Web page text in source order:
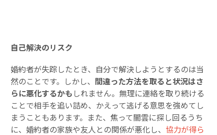
自己解決のリスク
婚約者が失踪したとき、自分で解決しようとするのは当
然のことです。しかし、 間違った方法を取ると状況はさ
らに悪化するかも しれません。無理に連絡を取り続ける
ことで相手を追い詰め、かえって逃げる意思を強めてし
まうこともあります。また、焦って闇雲に探し回るうち
に、婚約者の家族や友人との関係が悪化し、協力が得ら